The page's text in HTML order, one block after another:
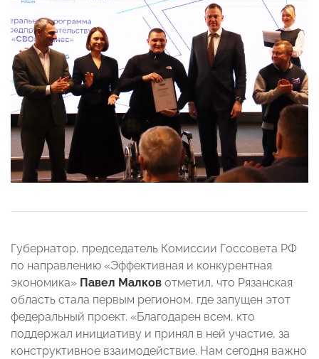
Губернатор, председатель Комиссии Госсовета РФ
по направлению «Эффективная и конкурентная
экономика» Павел Малков отметил, что Рязанская
область стала первым регионом, где запущен этот
федеральный проект. «Благодарен всем, кто
поддержал инициативу и принял в ней участие, за
конструктивное взаимодействие. Нам сегодня важно